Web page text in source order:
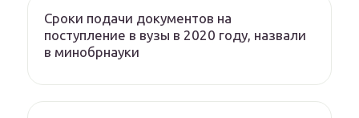
Сроки подачи документов на
поступление в вузы в 2020 году, назвали
в минобрнауки